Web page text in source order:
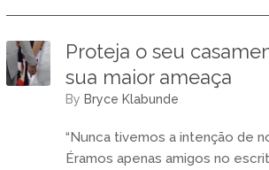
Proteja o seu
sua maior ameaça
by Bryce Klabunde
“Nunca tivemos a intenção de
Éramos apenas amigos no